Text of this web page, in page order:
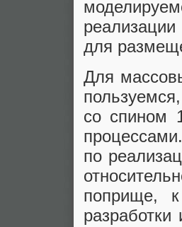
для
Для
со спином
по
поприще,